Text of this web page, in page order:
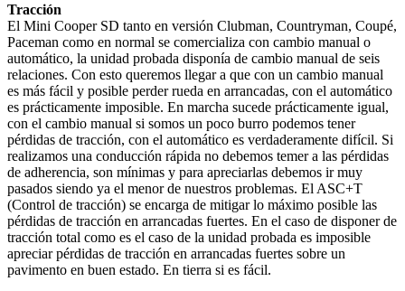
Tracción
El Mini Cooper SD tanto en versión Clubman, Countryman, Coupé,
Paceman como en normal se comercializa con cambio manual o
automático, la unidad probada disponía de cambio manual de seis
relaciones. Con esto queremos llegar a que con un cambio manual
es más fácil y posible perder rueda en arrancadas, con el automático
es prácticamente imposible. En marcha sucede prácticamente igual,
con el cambio manual si somos un poco burro podemos tener
pérdidas de tracción, con el automático es verdaderamente difícil. Si
realizamos una conducción rápida no debemos temer a las pérdidas
de adherencia, son mínimas y para apreciarlas debemos ir muy
pasados siendo ya el menor de nuestros problemas. El ASC+T
(Control de tracción) se encarga de mitigar lo máximo posible las
pérdidas de tracción en arrancadas fuertes. En el caso de disponer de
tracción total como es el caso de la unidad probada es imposible
apreciar pérdidas de tracción en arrancadas fuertes sobre un
pavimento en buen estado. En tierra si es fácil.